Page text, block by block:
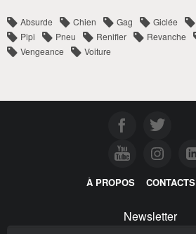
Absurde Chien Gag Giclée
Pipi
Pneu Renifler Revanche
Vengeance
Voiture
À PROPOS CONTACTS
Newsletter